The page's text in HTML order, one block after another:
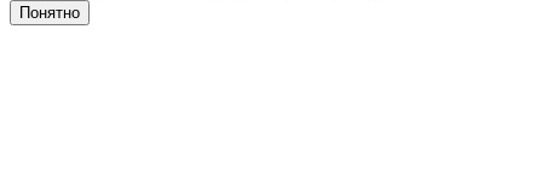
Понятно